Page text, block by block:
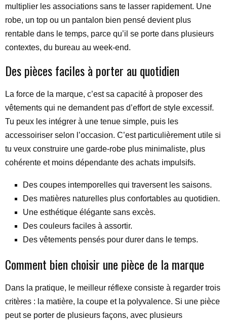
multiplier les associations sans te lasser rapidement. Une
robe, un top ou un pantalon bien pensé devient plus
rentable dans le temps, parce qu’il se porte dans plusieurs
contextes, du bureau au week-end.
Des pièces faciles à porter au quotidien
La force de la marque, c’est sa capacité à proposer des
vêtements qui ne demandent pas d’effort de style excessif.
Tu peux les intégrer à une tenue simple, puis les
accessoiriser selon l’occasion. C’est particulièrement utile si
tu veux construire une garde-robe plus minimaliste, plus
cohérente et moins dépendante des achats impulsifs.
Des coupes intemporelles qui traversent les saisons.
Des matières naturelles plus confortables au quotidien.
Une esthétique élégante sans excès.
Des couleurs faciles à assortir.
Des vêtements pensés pour durer dans le temps.
Comment bien choisir une pièce de la marque
Dans la pratique, le meilleur réflexe consiste à regarder trois
critères : la matière, la coupe et la polyvalence. Si une pièce
peut se porter de plusieurs façons, avec plusieurs